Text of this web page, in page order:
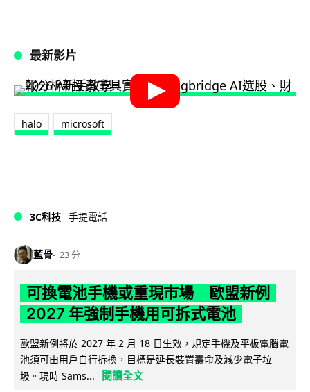
最新影片
halo microsoft
3C科技 手提電話
藍骨 23 分
可換電池手機或重現市場 歐盟新例
2027 年強制手機用可拆式電池
歐盟新例將於 2027 年 2 月 18 日生效，規定手機及平板電腦電
池須可由用戶自行拆換，目標是延長裝置壽命及減少電子垃
圾。現時 Sams...
閱讀全文